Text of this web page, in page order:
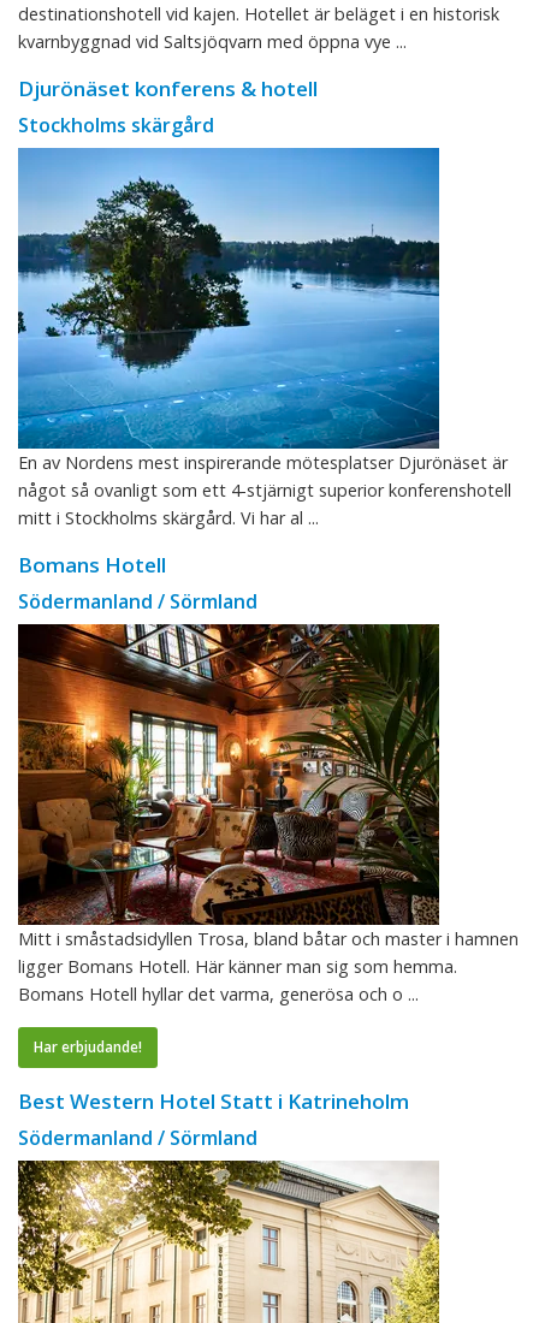
destinationshotell vid kajen. Hotellet är beläget i en historisk
kvarnbyggnad vid Saltsjöqvarn med öppna vye ...
Djurönäset konferens & hotell
Stockholms skärgård
En av Nordens mest inspirerande mötesplatser Djurönäset är
något så ovanligt som ett 4-stjärnigt superior konferenshotell
mitt i Stockholms skärgård. Vi har al ...
Bomans Hotell
Södermanland / Sörmland
Mitt i småstadsidyllen Trosa, bland båtar och master i hamnen
ligger Bomans Hotell. Här känner man sig som hemma.
Bomans Hotell hyllar det varma, generösa och o ...
Har erbjudande!
Best Western Hotel Statt i Katrineholm
Södermanland / Sörmland